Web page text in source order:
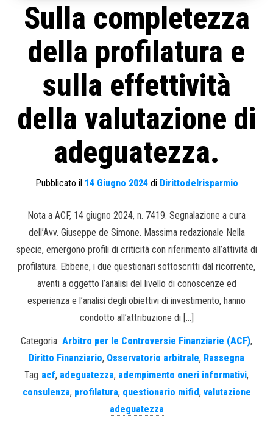
Sulla completezza
della profilatura e
sulla effettività
della valutazione di
adeguatezza.
Pubblicato il 14 Giugno 2024di Dirittodelrisparmio
Nota a ACF, 14 giugno 2024, n. 7419. Segnalazione a cura
dell’Avv. Giuseppe de Simone. Massima redazionale Nella
specie, emergono profili di criticità con riferimento all’attività di
profilatura. Ebbene, i due questionari sottoscritti dal ricorrente,
aventi a oggetto l’analisi del livello di conoscenze ed
esperienza e l’analisi degli obiettivi di investimento, hanno
condotto all’attribuzione di […]
Categoria: Arbitro per le Controversie Finanziarie (ACF),
Diritto Finanziario, Osservatorio arbitrale, Rassegna
Tag acf, adeguatezza, adempimento oneri informativi,
consulenza, profilatura, questionario mifid, valutazione
adeguatezza